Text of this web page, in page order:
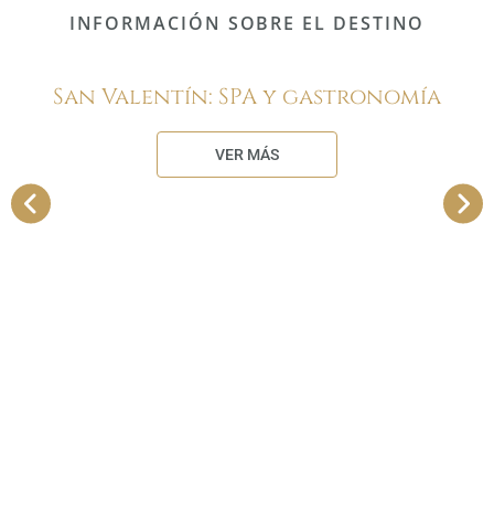
INFORMACIÓN SOBRE EL DESTINO
San Valentín: SPA y gastronomía
VER MÁS